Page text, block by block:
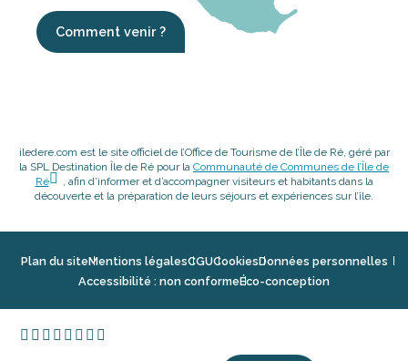
Comment venir ?
iledere.com est le site officiel de l’Office de Tourisme de l’Île de Ré, géré par
la SPL Destination Île de Ré pour la Communauté de Communes de l’Île de
Ré
, afin d’informer et d’accompagner visiteurs et habitants dans la
découverte et la préparation de leurs séjours et expériences sur l’île.
Plan du siteMentions légalesCGUCookiesDonnées personnelles
Accessibilité : non conformeÉco-conception